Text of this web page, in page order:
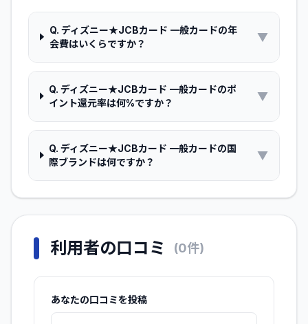
Q. ディズニー★JCBカード 一般カードの年
会費はいくらですか？
▼
Q.ディズニー★JCBカード 一般カードのポ
イント還元率は何%ですか？
▼
Q.ディズニー★JCBカード 一般カードの国
際ブランドは何ですか？
▼
利用者の口コミ (0件)
あなたの口コミを投稿